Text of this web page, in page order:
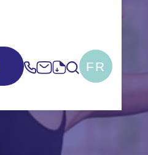
FR
!